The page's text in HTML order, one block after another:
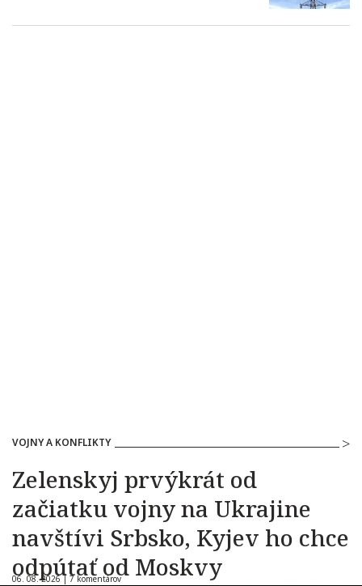
VOJNY A KONFLIKTY
Zelenskyj prvýkrát od
začiatku vojny na Ukrajine
navštívi Srbsko, Kyjev ho chce
odpútať od Moskvy
06. 08. 2026 | 7 komentárov